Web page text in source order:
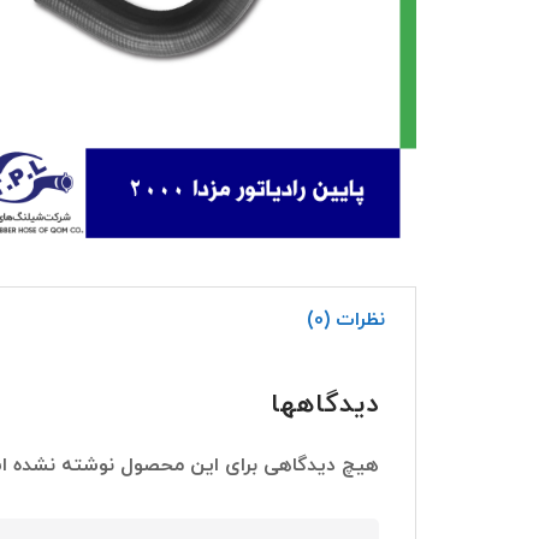
نظرات (0)
دیدگاهها
هیچ دیدگاهی برای این محصول نوشته نشده